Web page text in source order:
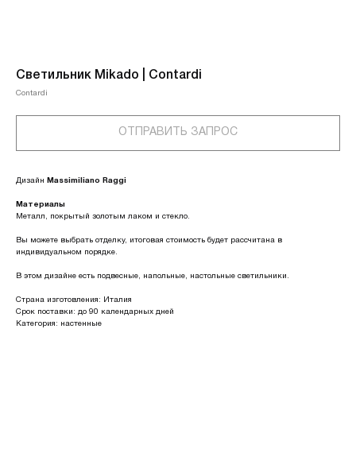
Светильник Mikado | Contardi
Contardi
ОТПРАВИТЬ ЗАПРОС
Дизайн Massimiliano Raggi
Материалы
Металл, покрытый золотым лаком и стекло.
Вы можете выбрать отделку, итоговая стоимость будет рассчитана в
индивидуальном порядке.
В этом дизайне есть подвесные, напольные, настольные светильники.
Страна изготовления: Италия
Срок поставки: до 90 календарных дней
Категория: настенные